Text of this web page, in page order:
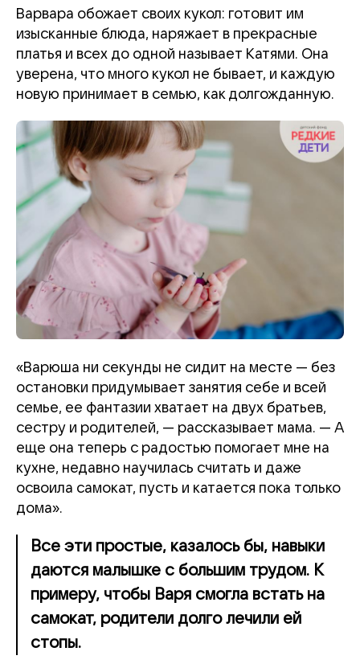
Варвара обожает своих кукол: готовит им
изысканные блюда, наряжает в прекрасные
платья и всех до одной называет Катями. Она
уверена, что много кукол не бывает, и каждую
новую принимает в семью, как долгожданную.
«Варюша ни секунды не сидит на месте — без
остановки придумывает занятия себе и всей
семье, ее фантазии хватает на двух братьев,
сестру и родителей, — рассказывает мама. — А
еще она теперь с радостью помогает мне на
кухне, недавно научилась считать и даже
освоила самокат, пусть и катается пока только
дома».
Все эти простые, казалось бы, навыки
даются малышке с большим трудом. К
примеру, чтобы Варя смогла встать на
самокат, родители долго лечили ей
стопы.